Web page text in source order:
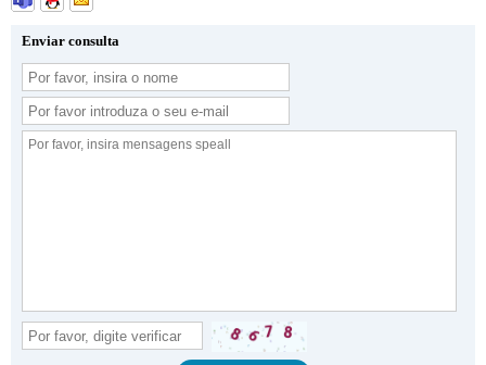
Enviar consulta